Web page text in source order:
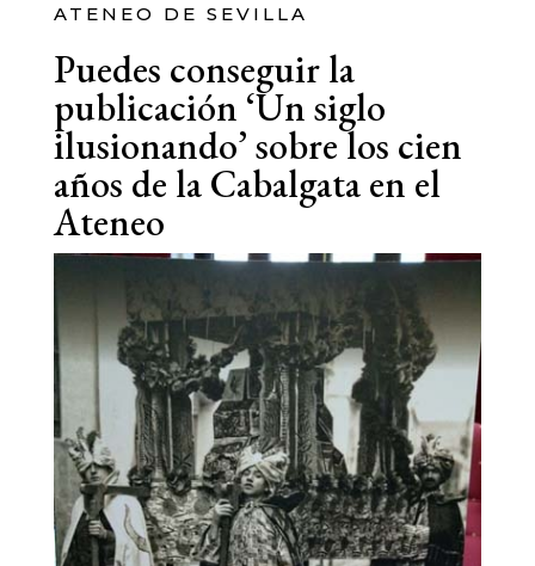
ATENEO DE SEVILLA
Puedes conseguir la
publicación ‘Un siglo
ilusionando’ sobre los cien
años de la Cabalgata en el
Ateneo